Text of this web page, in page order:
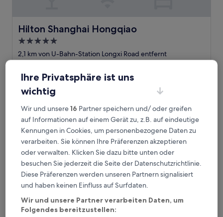
Hilton Shanghai Hongqiao
Hilton Shanghai Hongqiao
5.0-
Sterne-
Unterkunft
2,1 km von U-Bahn-Station Longxi Road entfernt
von
10,
Hervorragend,
Bewertungen)
84 €
inkl. Steuern & Gebühren
Dayin Serene Garden Hotel - Shanghai Hongqiao North
Ihre Privatsphäre ist uns
wichtig
Wir und unsere16 Partner speichern und/ oder greifen
auf Informationen auf einem Gerät zu, z.B. auf eindeutige
Kennungen in Cookies, um personenbezogene Daten zu
verarbeiten. Sie können Ihre Präferenzen akzeptieren
oder verwalten. Klicken Sie dazu bitte unten oder
besuchen Sie jederzeit die Seite der Datenschutzrichtlinie.
Diese Präferenzen werden unseren Partnern signalisiert
und haben keinen Einfluss auf Surfdaten.
Wir und unsere Partner verarbeiten Daten, um
Folgendes bereitzustellen: